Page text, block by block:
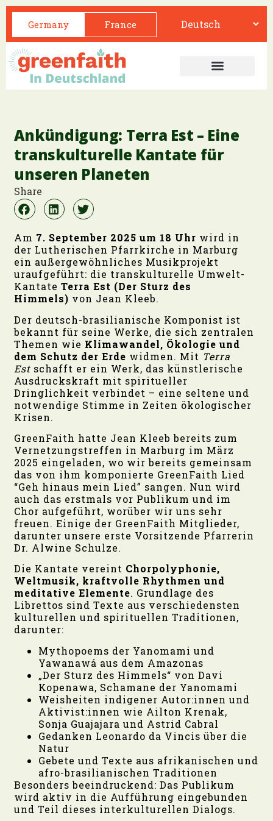
Germany France
Ankündigung: Terra Est – Eine
transkulturelle Kantate für
unseren Planeten
Share
Am 7. September 2025 um 18 Uhr wird in
der Lutherischen Pfarrkirche in Marburg
ein außergewöhnliches Musikprojekt
uraufgeführt: die transkulturelle Umwelt-
KantateTerra Est (Der Sturz des
Himmels) von Jean Kleeb.
Der deutsch-brasilianische Komponist ist
bekannt für seine Werke, die sich zentralen
Themen wie Klimawandel, Ökologie und
dem Schutz der Erde widmen. Mit Terra
Est schafft er ein Werk, das künstlerische
Ausdruckskraft mit spiritueller
Dringlichkeit verbindet – eine seltene und
notwendige Stimme in Zeiten ökologischer
Krisen.
GreenFaith hatte Jean Kleeb bereits zum
Vernetzungstreffen in Marburg im März
2025 eingeladen, wo wir bereits gemeinsam
das von ihm komponierte GreenFaith Lied
“Geh hinaus mein Lied” sangen. Nun wird
auch das erstmals vor Publikum und im
Chor aufgeführt, worüber wir uns sehr
freuen. Einige der GreenFaith Mitglieder,
darunter unsere erste Vorsitzende Pfarrerin
Dr. Alwine Schulze.
Die Kantate vereint Chorpolyphonie,
Weltmusik, kraftvolle Rhythmen und
meditative Elemente. Grundlage des
Librettos sind Texte aus verschiedensten
kulturellen und spirituellen Traditionen,
darunter:
Mythopoems der Yanomami und
Yawanawá aus dem Amazonas
„Der Sturz des Himmels“ von Davi
Kopenawa, Schamane der Yanomami
Weisheiten indigener Autor:innen und
Aktivist:innen wie Ailton Krenak,
Sonja Guajajara und Astrid Cabral
Gedanken Leonardo da Vincis über die
Natur
Gebete und Texte aus afrikanischen und
afro-brasilianischen Traditionen
Besonders beeindruckend: Das Publikum
wird aktiv in die Aufführung eingebunden
und Teil dieses interkulturellen Dialogs.